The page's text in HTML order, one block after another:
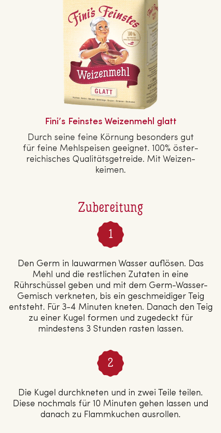
Zubereitung
Den Germ in lauwarmen Wasser auflösen. Das
Mehl und die restlichen Zutaten in eine
Rührschüssel geben und mit dem Germ-Wasser-
Gemisch verkneten, bis ein geschmeidiger Teig
entsteht. Für 3-4 Minuten kneten. Danach den Teig
zu einer Kugel formen und zugedeckt für
mindestens 3 Stunden rasten lassen.
Die Kugel durchkneten und in zwei Teile teilen.
Diese nochmals für 10 Minuten gehen lassen und
danach zu Flammkuchen ausrollen.
Fini’s Feinstes Wei­zen­mehl glatt
Durch seine feine Körnung besonders gut
für feine Mehl­spei­sen geeignet. 100% ös­ter­
rei­chi­sches Qua­li­täts­ge­trei­de. Mit Wei­zen­
kei­men.